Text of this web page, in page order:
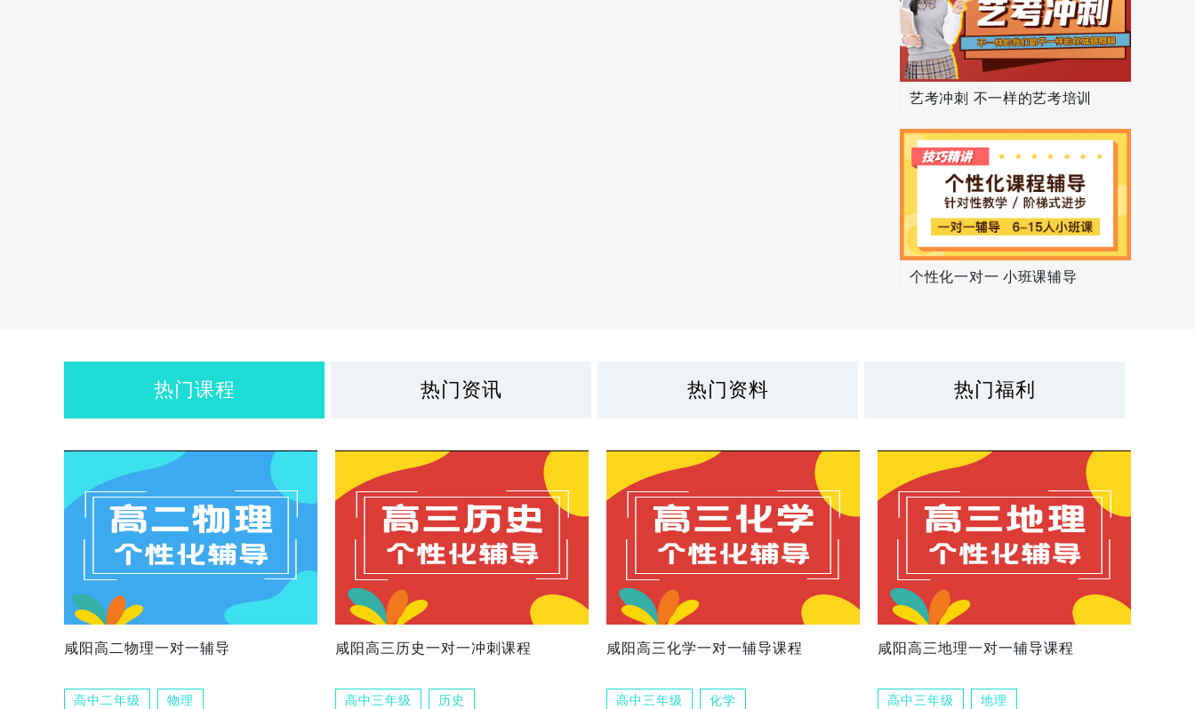
艺考冲刺 不一样的艺考培训
个性化一对一 小班课辅导
热门课程 热门资讯 热门资料 热门福利
咸阳高二物理一对一辅导
高中二年级 物理
咸阳高三历史一对一冲刺课程
高中三年级 历史
咸阳高三化学一对一辅导课程
高中三年级 化学
咸阳高三地理一对一辅导课程
高中三年级 地理